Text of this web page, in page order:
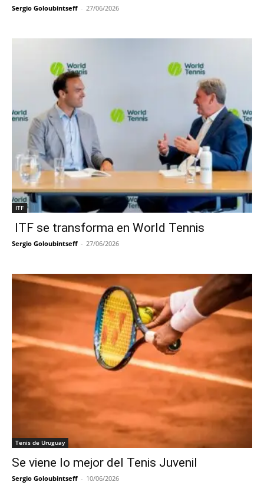
Sergio Goloubintseff - 27/06/2026
ITF
ITF se transforma en World Tennis
Sergio Goloubintseff - 27/06/2026
Tenis de Uruguay
Se viene lo mejor del Tenis Juvenil
Sergio Goloubintseff - 10/06/2026